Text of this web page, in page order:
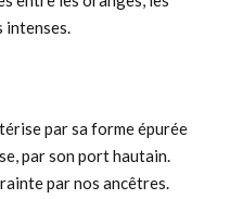
intenses.
par sa forme épurée
par son port hautain.
par nos ancêtres.